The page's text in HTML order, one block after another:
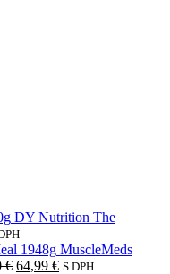
DY Nutrition The
MuscleMeds
€ Pôvodná
64,99 €Aktuálna
S DPH